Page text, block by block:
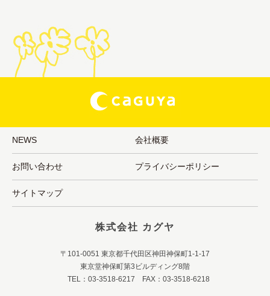
NEWS 会社概要
お問い合わせ プライバシーポリシー
サイトマップ
株式会社 カグヤ
〒101-0051 東京都千代田区神田神保町1-1-17
東京堂神保町第3ビルディング8階
TEL：03-3518-6217 FAX：03-3518-6218